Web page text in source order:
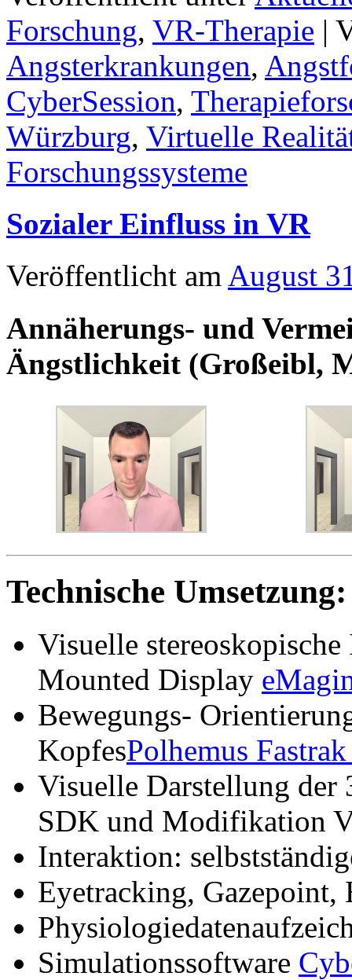
Forschung, VR-Therapie |
Angsterkrankungen,
CyberSession,
Würzburg, Virtuelle
Forschungssysteme
Sozialer Einfluss in VR
Veröffentlicht am August
Annäherungs- und
Ängstlichkeit (Großeibl,
Technische Umsetzung:
Visuelle
Mounted Display
Bewegungs-
KopfesPolhemus
Visuelle Darstellung der
SDK und Modifikation
Interaktion:
Eyetracking, Gazepoint,
Simulationssoftware